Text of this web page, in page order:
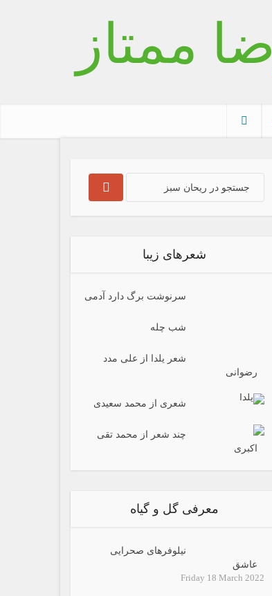
شعرهای زیبا
سرنوشت برگ دارد آدمی‌
شب چله
شعر یلدا از علی مدد
رضوانی
شعری از محمد سعیدی
چند شعر از محمد تقی
اکبری
معرفی گل و گیاه
نیلوفرهای صحرایی
عاشق
Friday 18 March 2022